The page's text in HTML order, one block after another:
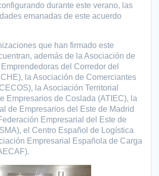
durante este verano, las
emanadas de este acuerdo
que han firmado este
además de la Asociación de
del Corredor del
la Asociación de Comerciantes
la Asociación Territorial
Empresarios de Coslada (ATIEC), la
de Empresarios del Este de Madrid
Empresarial del Este de
el Centro Español de Logística
Empresarial Española de Carga